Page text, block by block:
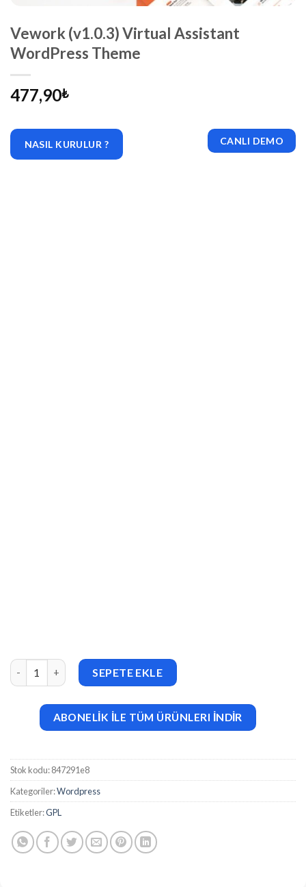
Vework (v1.0.3) Virtual Assistant
WordPress Theme
477,90₺
NASIL KURULUR ? CANLI DEMO
Vework (v1.0.3) Virtual Assistant WordPress Theme adet
SEPETE EKLE
ABONELİK İLE TÜM ÜRÜNLERI İNDİR
Stok kodu:847291e8
Kategoriler:Wordpress
Etiketler:GPL